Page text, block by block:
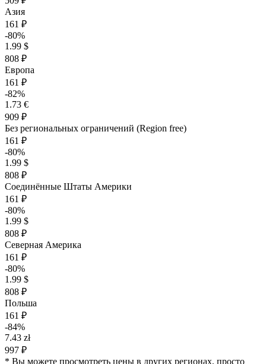
Азия
161 ₽
-80%
1.99 $
808 ₽
Европа
161 ₽
-82%
1.73 €
909 ₽
Без региональных ограничений (Region free)
161 ₽
-80%
1.99 $
808 ₽
Соединённые Штаты Америки
161 ₽
-80%
1.99 $
808 ₽
Северная Америка
161 ₽
-80%
1.99 $
808 ₽
Польша
161 ₽
-84%
7.43 zł
997 ₽
* Вы можете просмотреть цены в других регионах, просто